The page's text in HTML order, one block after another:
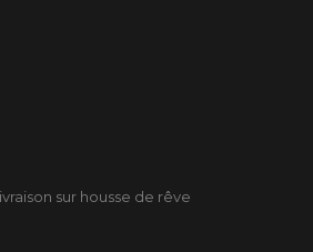
sur housse de rêve